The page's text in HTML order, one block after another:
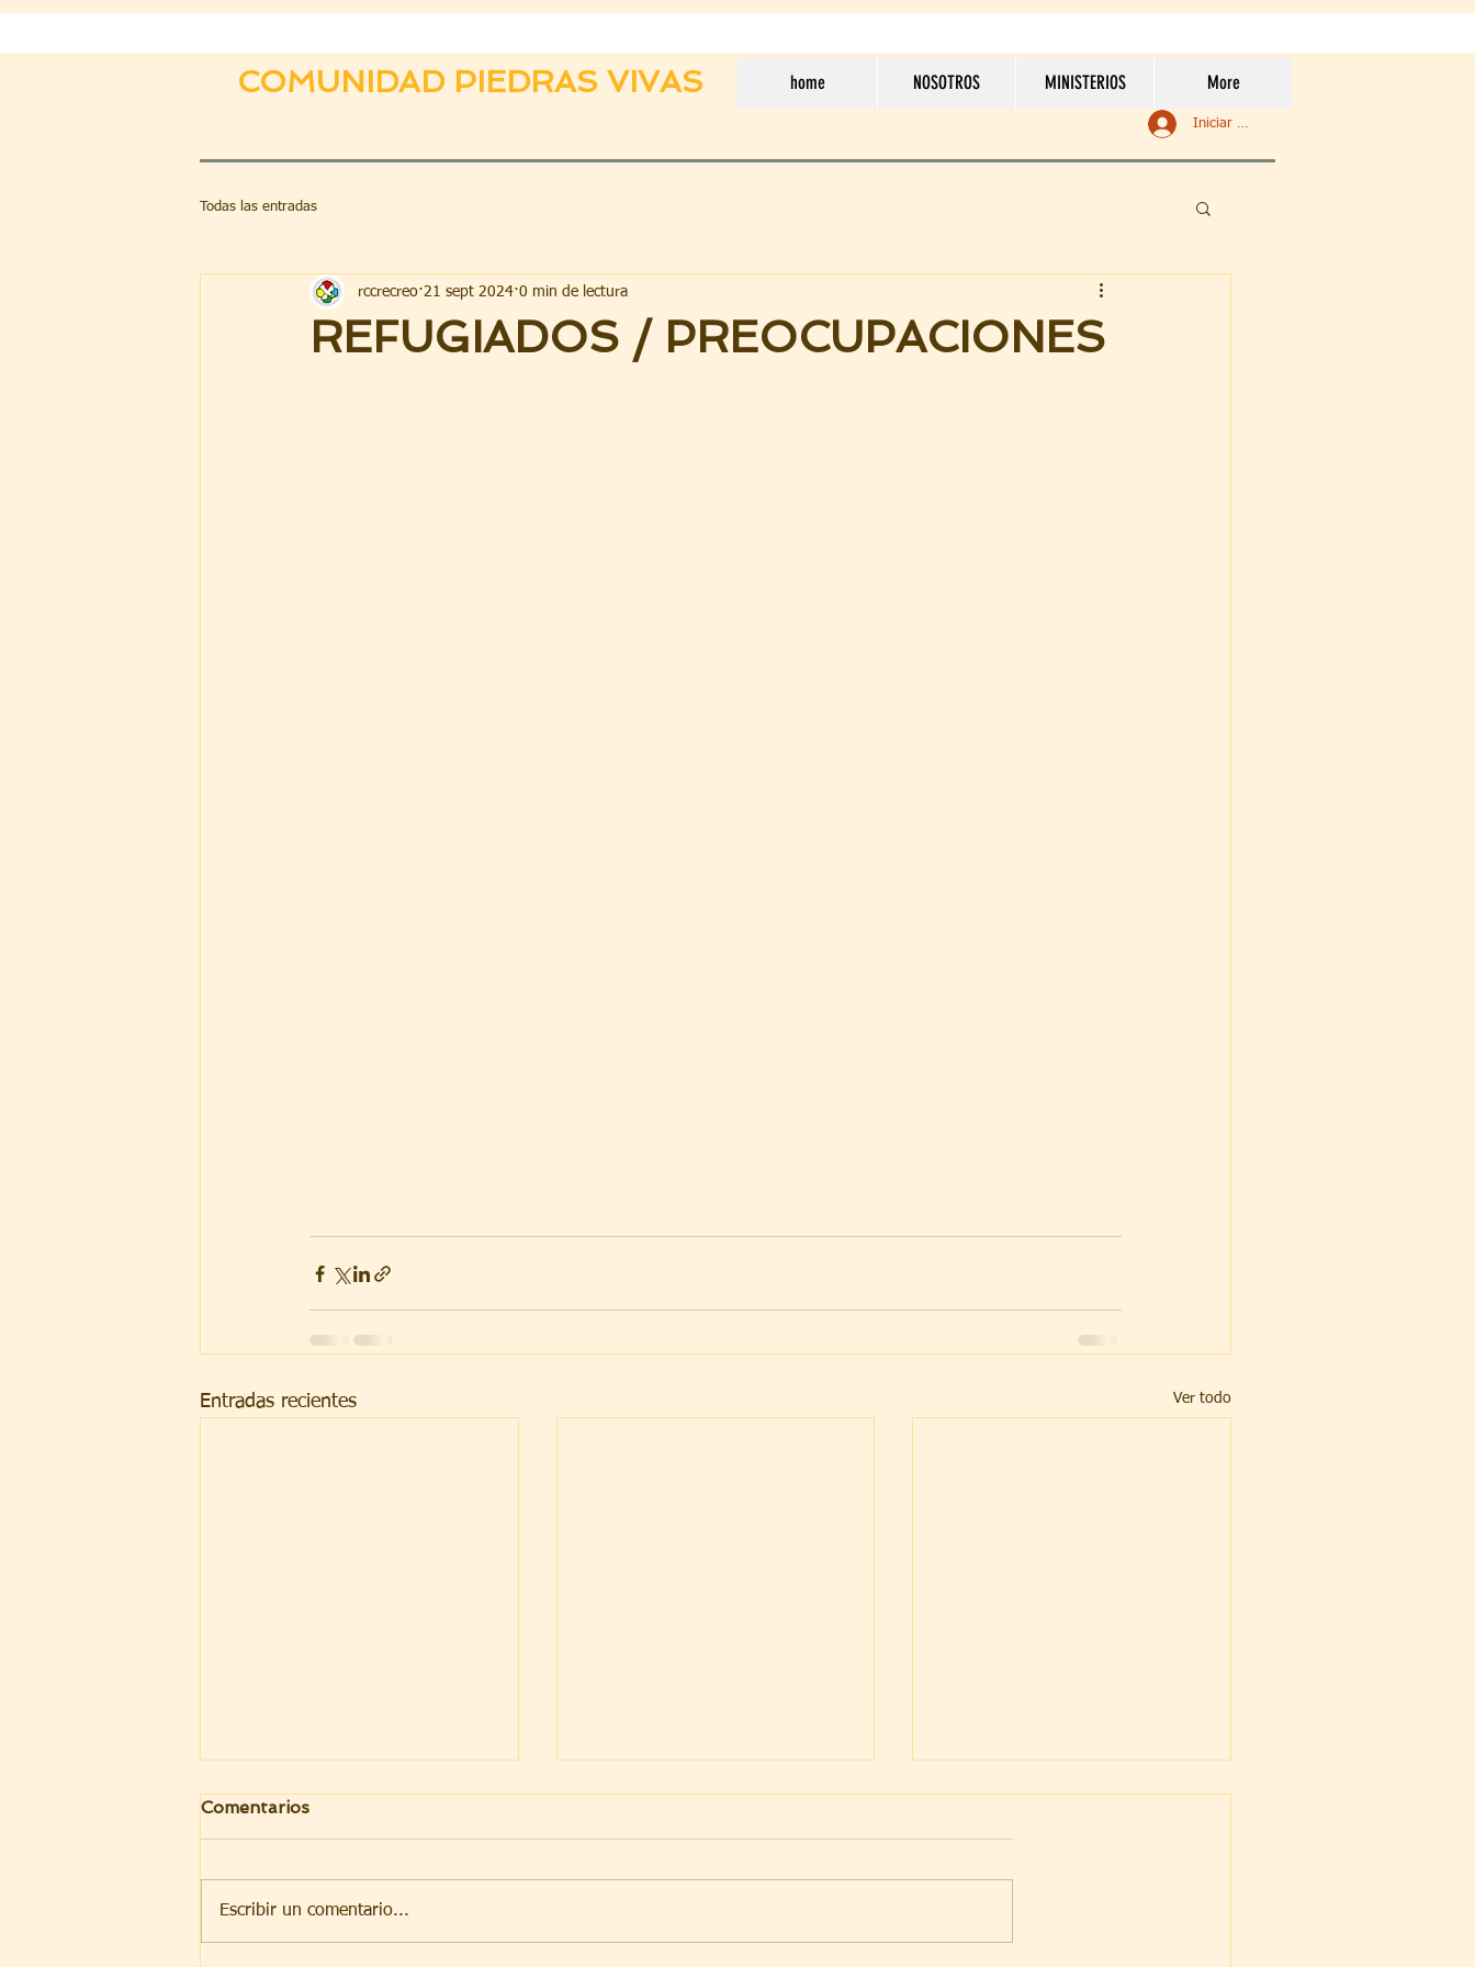
COMUNIDAD PIEDRAS VIVAS home NOSOTROS MINISTERIOS More
Iniciar sesión
Todas las entradas
REFUGIADOS / PREOCUPACIONES
rccrecreo 21 sept 2024 0 min de lectura
Entradas recientes Ver todo
Comentarios
Escribir un comentario...